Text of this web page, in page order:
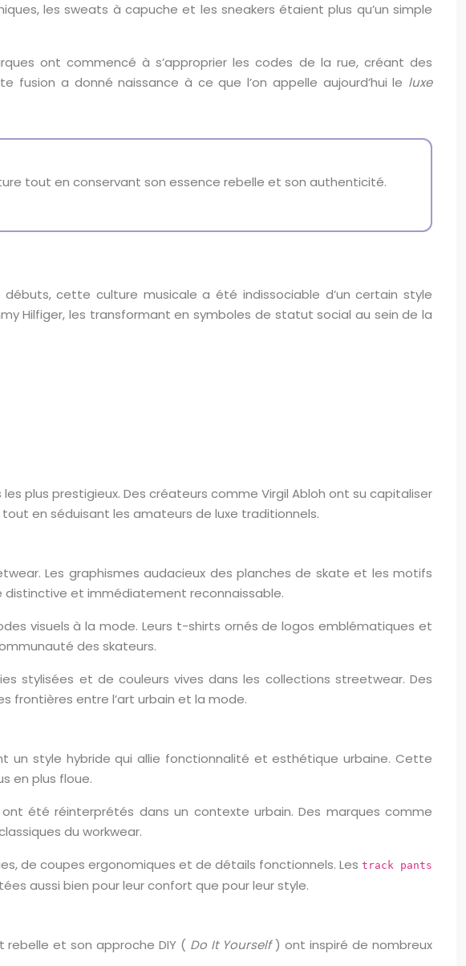
les sweats à capuche et les sneakers étaient plus qu’un simple
ont commencé à s’approprier les codes de la rue, créant des
fusion a donné naissance à ce que l’on appelle aujourd’hui le luxe
tout en conservant son essence rebelle et son authenticité.
cette culture musicale a été indissociable d’un certain style
Hilfiger, les transformant en symboles de statut social au sein de la
plus prestigieux. Des créateurs comme Virgil Abloh ont su capitaliser
en séduisant les amateurs de luxe traditionnels.
Les graphismes audacieux des planches de skate et les motifs
et immédiatement reconnaissable.
visuels à la mode. Leurs t-shirts ornés de logos emblématiques et
des skateurs.
stylisées et de couleurs vives dans les collections streetwear. Des
frontières entre l’art urbain et la mode.
un style hybride qui allie fonctionnalité et esthétique urbaine. Cette
en plus floue.
été réinterprétés dans un contexte urbain. Des marques comme
du workwear.
de coupes ergonomiques et de détails fonctionnels. Les track pants
aussi bien pour leur confort que pour leur style.
rebelle et son approche DIY ( Do It Yourself) ont inspiré de nombreux